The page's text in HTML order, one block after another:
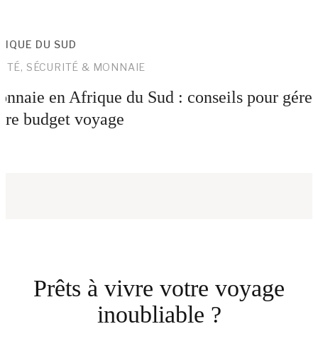
DU SUD
SÉCURITÉ & MONNAIE
en Afrique du Sud : conseils pour gérer
budget voyage
Prêts à vivre votre voyage
inoubliable ?